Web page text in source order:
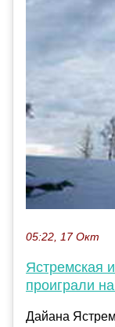
05:22, 17 Окт
Ястремская
проиграли
Дайана